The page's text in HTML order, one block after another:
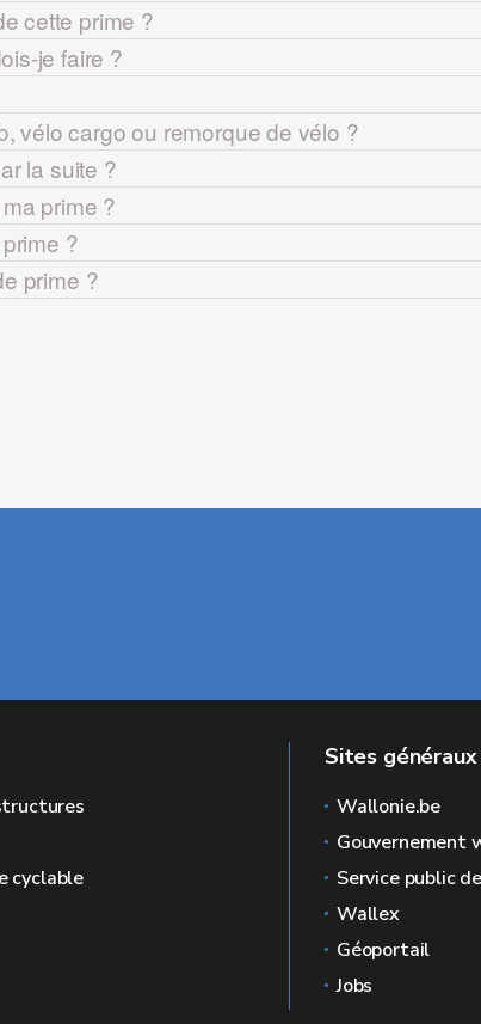
cette prime ?
je faire ?
vélo cargo ou remorque de vélo ?
la suite ?
prime ?
?
prime ?
cyclable
Sites
Wallonie.be
Gouvernement
Service public
Wallex
Géoportail
Jobs